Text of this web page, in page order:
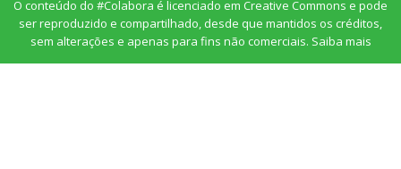
O conteúdo do #Colabora é licenciado em Creative Commons e pode
ser reproduzido e compartilhado, desde que mantidos os créditos,
sem alterações e apenas para fins não comerciais. Saiba mais